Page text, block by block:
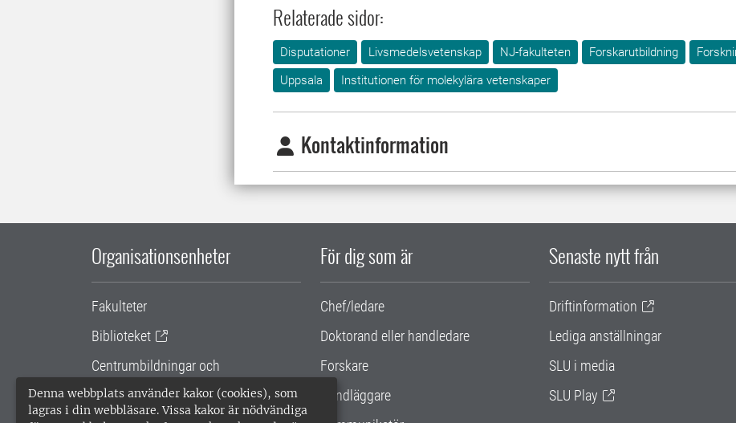
Denna webbplats använder kakor (cookies), som
lagras i din webbläsare. Vissa kakor är nödvändiga
Relaterade sidor:
Disputationer Livsmedelsvetenskap NJ-fakulteten Forskarutbildning
Uppsala
Institutionen för molekylära vetenskaper
Kontaktinformation
Organisationsenheter
Fakulteter
Biblioteket
Centrumbildningar och
samarbetsprojekt
Gemensamma verksamhetsstödet
För dig som är
Chef/ledare
Doktorand eller handledare
Forskare
Handläggare
Senaste nytt från
Driftinformation
Lediga anställningar
SLU i media
SLU Play